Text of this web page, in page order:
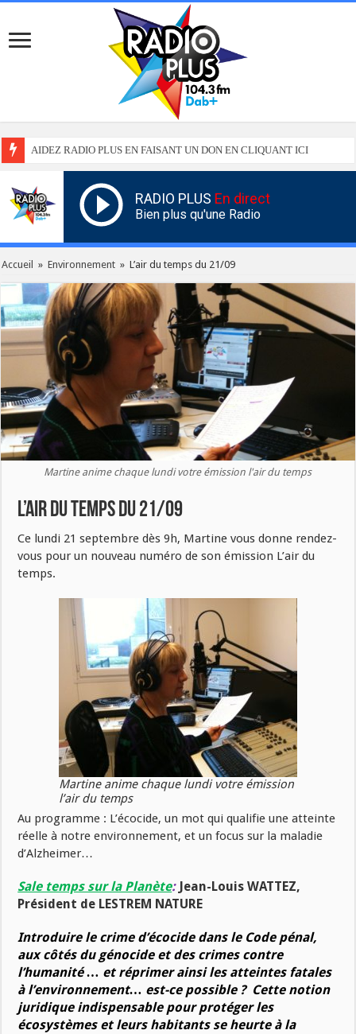
AIDEZ RADIO PLUS EN FAISANT UN DON EN CLIQUANT ICI
RADIO PLUS En direct
Bien plus qu'une Radio
Accueil » Environnement » L’air du temps du 21/09
Martine anime chaque lundi votre émission l'air du temps
L’air du temps du 21/09
Ce lundi 21 septembre dès 9h, Martine vous donne rendez-
vous pour un nouveau numéro de son émission L’air du
temps.
Martine anime chaque lundi votre émission
l’air du temps
Au programme : L’écocide, un mot qui qualifie une atteinte
réelle à notre environnement, et un focus sur la maladie
d’Alzheimer…
Sale temps sur la Planète: Jean-Louis WATTEZ,
Président de LESTREM NATURE
Introduire le crime d’écocide dans le Code pénal,
aux côtés du génocide et des crimes contre
l’humanité … et réprimer ainsi les atteintes fatales
à l’environnement… est-ce possible ? Cette notion
juridique indispensable pour protéger les
écosystèmes et leurs habitants se heurte à la